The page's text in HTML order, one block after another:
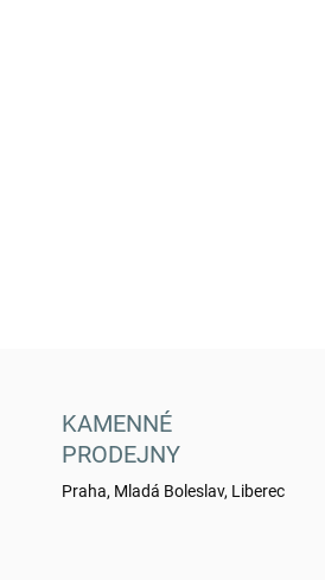
KAMENNÉ
PRODEJNY
Praha, Mladá Boleslav, Liberec